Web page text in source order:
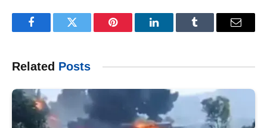
FacebookTwitter Pinterest LinkedInTumblr Email
Related Posts